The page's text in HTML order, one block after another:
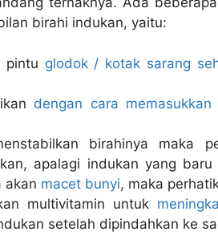
birahi indukan, yaitu:
pintu glodok / kotak sarang
dengan cara
birahinya maka
apalagi indukan yang
akan macet bunyi, maka
multivitamin untuk
setelah dipindahkan ke